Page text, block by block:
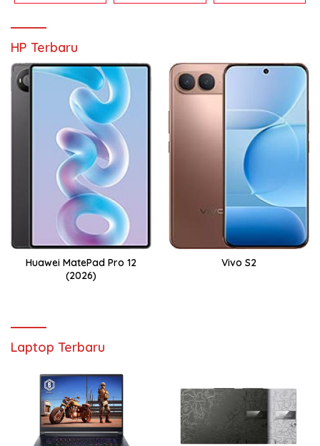
HP Terbaru
Huawei MatePad Pro 12
(2026)
Vivo S2
Laptop Terbaru